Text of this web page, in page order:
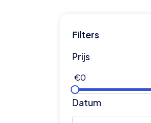
Filters
Prijs
€0
Datum